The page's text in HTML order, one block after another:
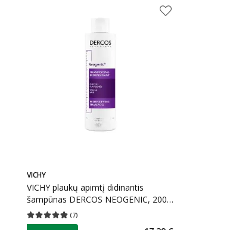
VICHY
VICHY plaukų apimtį didinantis
šampūnas DERCOS NEOGENIC, 200
ml
(7)
Vidutinis įvertinimas 4.86